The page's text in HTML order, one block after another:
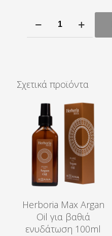
βαθιά
αναδόμηση
250ml
ποσότητα
Σχετικά προϊόντα
Herboria Max Argan
Oil για βαθιά
ενυδάτωση 100ml